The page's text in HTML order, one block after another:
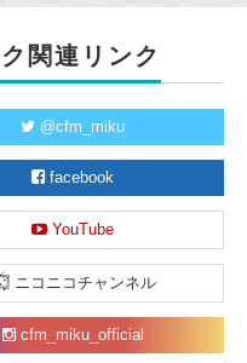
関連リンク
@cfm_miku
facebook
YouTube
ニコニコチャンネル
cfm_miku_official